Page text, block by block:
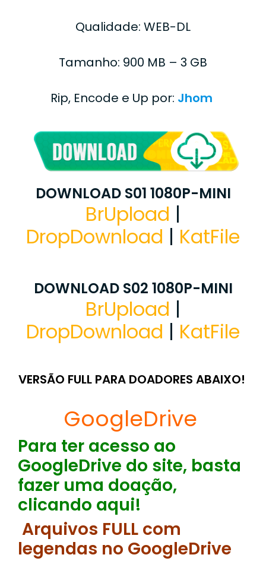
Qualidade: WEB-DL
Tamanho: 900 MB – 3 GB
Rip, Encode e Up por: Jhom
DOWNLOAD S01 1080P-MINI
BrUpload |
DropDownload | KatFile
DOWNLOAD S02 1080P-MINI
BrUpload |
DropDownload | KatFile
VERSÃO FULL PARA DOADORES ABAIXO!
GoogleDrive
Para ter acesso ao
GoogleDrive do site, basta
fazer uma doação,
clicando aqui!
Arquivos FULL com
legendas no GoogleDrive